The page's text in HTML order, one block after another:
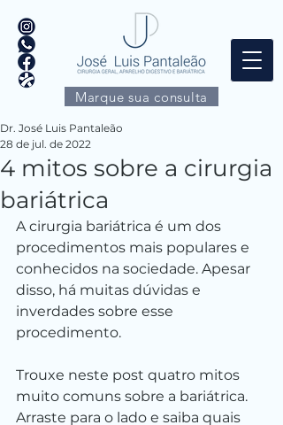
Marque sua consulta
4 mitos sobre a cirurgia
bariátrica
Dr. José Luis Pantaleão
28 de jul. de 2022
A cirurgia bariátrica é um dos
procedimentos mais populares e
conhecidos na sociedade. Apesar
disso, há muitas dúvidas e
inverdades sobre esse
procedimento.
Trouxe neste post quatro mitos
muito comuns sobre a bariátrica.
Arraste para o lado e saiba quais